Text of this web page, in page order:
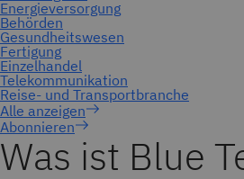
Abonnieren
Was ist Blue